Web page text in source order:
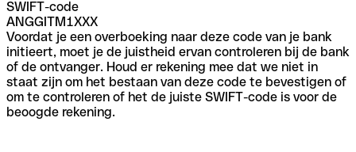
SWIFT-code
ANGGITM1XXX
Voordat je een overboeking naar deze code van je bank
initieert, moet je de juistheid ervan controleren bij de bank
of de ontvanger. Houd er rekening mee dat we niet in
staat zijn om het bestaan van deze code te bevestigen of
om te controleren of het de juiste SWIFT-code is voor de
beoogde rekening.